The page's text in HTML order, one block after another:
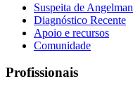
Suspeita de Angelman
Diagnóstico Recente
Apoio e recursos
Comunidade
Profissionais